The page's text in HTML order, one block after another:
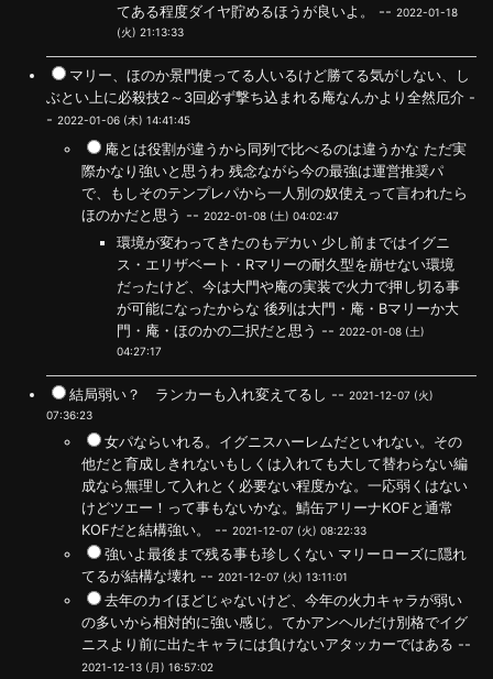
てある程度ダイヤ貯めるほうが良いよ。 -- 2022-01-18
(火) 21:13:33
マリー、ほのか景門使ってる人いるけど勝てる気がしない、し
ぶとい上に必殺技2～3回必ず撃ち込まれる庵なんかより全然厄介 -
- 2022-01-06 (木) 14:41:45
庵とは役割が違うから同列で比べるのは違うかな ただ実
際かなり強いと思うわ 残念ながら今の最強は運営推奨パ
で、もしそのテンプレパから一人別の奴使えって言われたら
ほのかだと思う -- 2022-01-08 (土) 04:02:47
環境が変わってきたのもデカい 少し前まではイグニ
ス・エリザベート・Rマリーの耐久型を崩せない環境
だったけど、今は大門や庵の実装で火力で押し切る事
が可能になったからな 後列は大門・庵・Bマリーか大
門・庵・ほのかの二択だと思う -- 2022-01-08 (土)
04:27:17
結局弱い？ ランカーも入れ変えてるし -- 2021-12-07 (火)
07:36:23
女パならいれる。イグニスハーレムだといれない。その
他だと育成しきれないもしくは入れても大して替わらない編
成なら無理して入れとく必要ない程度かな。一応弱くはない
けどツエー！って事もないかな。鯖缶アリーナKOFと通常
KOFだと結構強い。 -- 2021-12-07 (火) 08:22:33
強いよ最後まで残る事も珍しくない マリーローズに隠れ
てるが結構な壊れ -- 2021-12-07 (火) 13:11:01
去年のカイほどじゃないけど、今年の火力キャラが弱い
の多いから相対的に強い感じ。てかアンヘルだけ別格でイグ
ニスより前に出たキャラには負けないアタッカーではある --
2021-12-13 (月) 16:57:02